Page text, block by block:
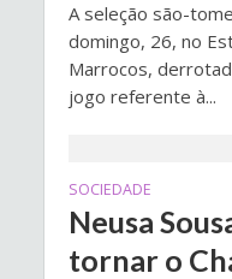
A seleção são-
domingo, 26, no
Marrocos,
jogo referente à...
SOCIEDADE
Neusa
tornar o